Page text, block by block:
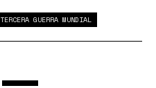
TERCERA GUERRA MUNDIAL